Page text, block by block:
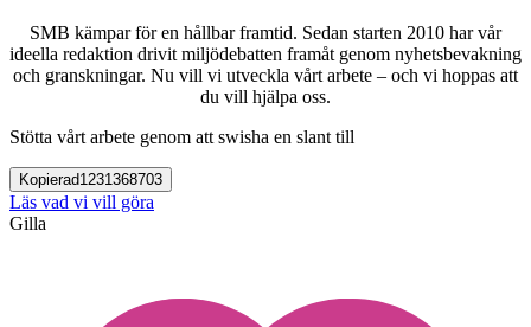
SMB kämpar för en hållbar framtid. Sedan starten 2010 har vår
ideella redaktion drivit miljödebatten framåt genom nyhetsbevakning
och granskningar. Nu vill vi utveckla vårt arbete – och vi hoppas att
du vill hjälpa oss.
Stötta vårt arbete genom att swisha en slant till
Kopierad1231368703
Läs vad vi vill göra
Gilla